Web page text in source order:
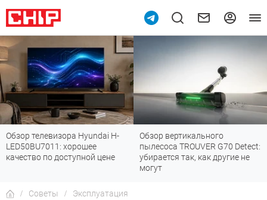
Обзор телевизора Hyundai H-
LED50BU7011: хорошее
качество по доступной цене
Обзор вертикального
пылесоса TROUVER G70 Detect:
убирается так, как другие не
могут
Советы Эксплуатация